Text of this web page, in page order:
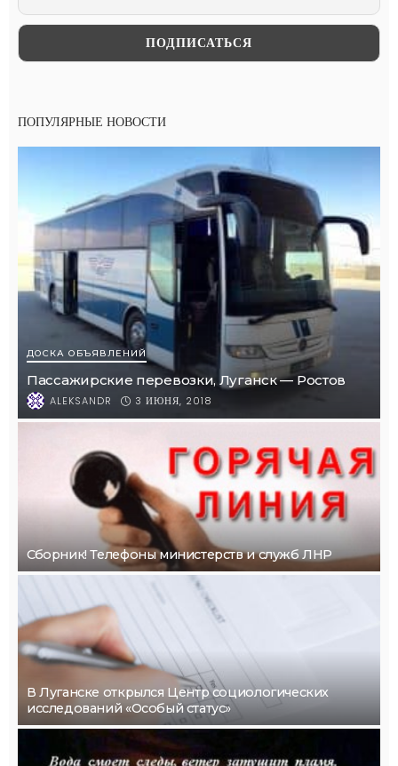
ПОПУЛЯРНЫЕ НОВОСТИ
ДОСКА ОБЪЯВЛЕНИЙ
Пассажирские перевозки, Луганск — Ростов
ALEKSANDR 3 ИЮНЯ, 2018
Сборник! Телефоны министерств и служб ЛНР
В Луганске открылся Центр социологических
исследований «Особый статус»